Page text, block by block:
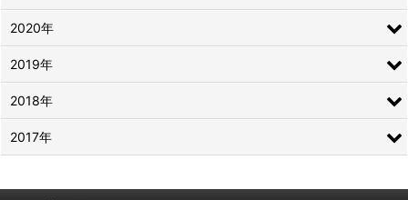
2020年
2019年
2018年
2017年